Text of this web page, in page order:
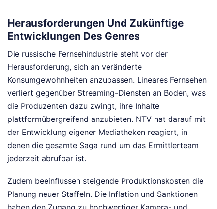
Herausforderungen Und Zukünftige
Entwicklungen Des Genres
Die russische Fernsehindustrie steht vor der
Herausforderung, sich an veränderte
Konsumgewohnheiten anzupassen. Lineares Fernsehen
verliert gegenüber Streaming-Diensten an Boden, was
die Produzenten dazu zwingt, ihre Inhalte
plattformübergreifend anzubieten. NTV hat darauf mit
der Entwicklung eigener Mediatheken reagiert, in
denen die gesamte Saga rund um das Ermittlerteam
jederzeit abrufbar ist.
Zudem beeinflussen steigende Produktionskosten die
Planung neuer Staffeln. Die Inflation und Sanktionen
haben den Zugang zu hochwertiger Kamera- und